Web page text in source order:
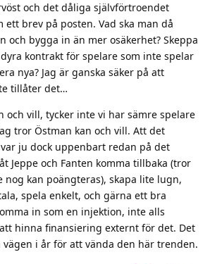
och det dåliga självförtroendet
ett brev på posten. Vad ska man då
och bygga in än mer osäkerhet? Skeppa
kontrakt för spelare som inte spelar
nya? Jag är ganska säker på att
tillåter det…
och vill, tycker inte vi har sämre spelare
tror Östman kan och vill. Att det
ju dock uppenbart redan på det
Jeppe och Fanten komma tillbaka (tror
nog kan poängteras), skapa lite lugn,
spela enkelt, och gärna ett bra
in som en injektion, inte alls
hinna finansiering externt för det. Det
i år för att vända den här trenden.